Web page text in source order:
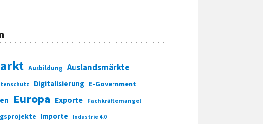
Ausbildung Auslandsmärkte
Digitalisierung E-Government
Europa Exporte Fachkräftemangel
Importe Industrie 4.0